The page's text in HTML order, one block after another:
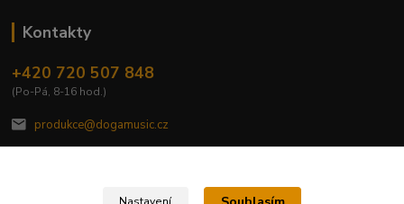
Kontakty
+420 720 507 848
(Po-Pá, 8-16 hod.)
produkce@dogamusic.cz